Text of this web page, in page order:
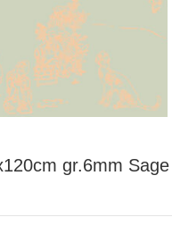
gr.6mm Sage